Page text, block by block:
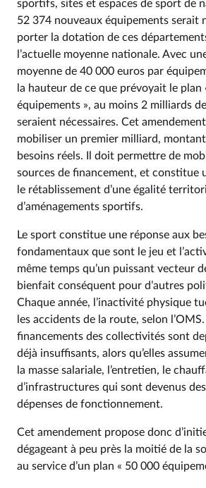
sportifs, sites et espaces de sport de
52 374 nouveaux équipements serait
porter la dotation de ces
l’actuelle moyenne nationale. Avec
moyenne de 40 000 euros par
la hauteur de ce que prévoyait le plan
équipements », au moins 2 milliards
seraient nécessaires. Cet
mobiliser un premier milliard,
besoins réels. Il doit permettre de
sources de financement, et constitue
le rétablissement d’une égalité
d’aménagements sportifs.
Le sport constitue une réponse aux
fondamentaux que sont le jeu et
même temps qu’un puissant vecteur
bienfait conséquent pour d’autres
Chaque année, l’inactivité physique
les accidents de la route, selon
financements des collectivités sont
déjà insuffisants, alors qu’elles
la masse salariale, l’entretien, le
d’infrastructures qui sont devenus
dépenses de fonctionnement.
Cet amendement propose donc
dégageant à peu près la moitié de la
au service d’un plan « 50 000